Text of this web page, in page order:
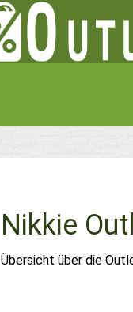
Nikkie
Übersicht über die